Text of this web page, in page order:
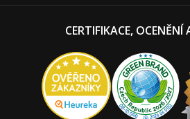
CERTIFIKACE, OCENĚNÍ